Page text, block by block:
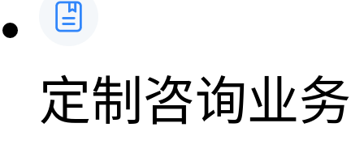
定制咨询业务